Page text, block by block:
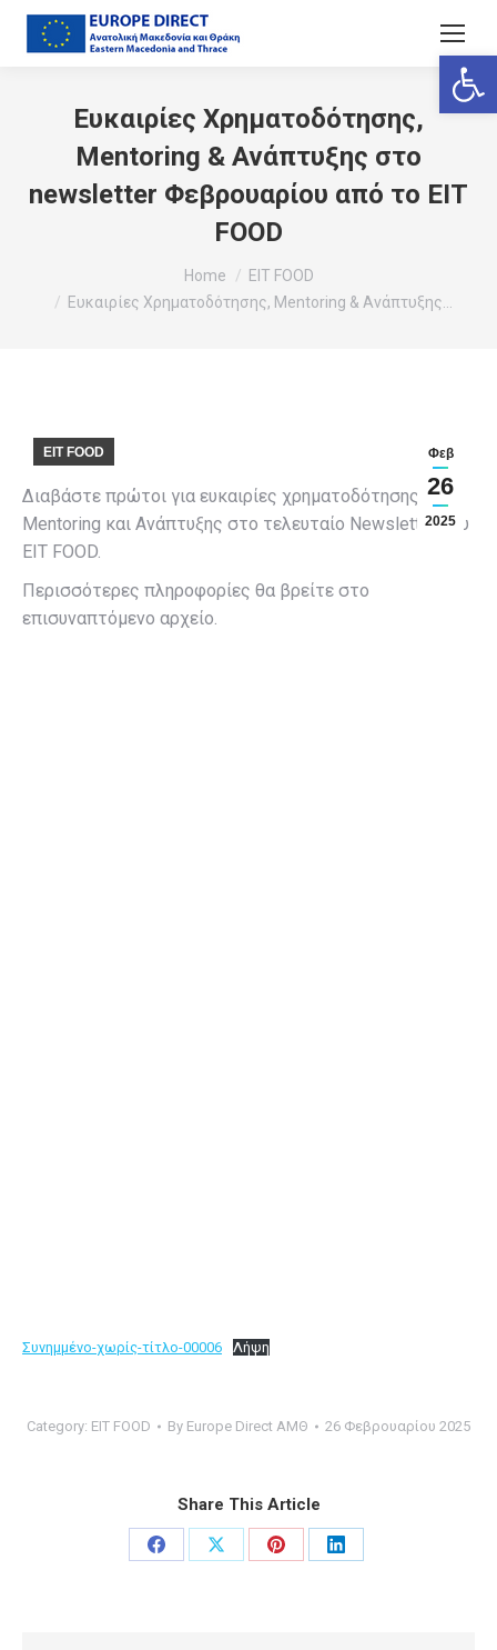
Ευκαιρίες Χρηματοδότησης,
Mentoring & Ανάπτυξης στο
newsletter Φεβρουαρίου από το EIT
FOOD
Home
EIT FOOD
Ευκαιρίες Χρηματοδότησης, Mentoring & Ανάπτυξης…
Φεβ
26
2025
EIT FOOD
Διαβάστε πρώτοι για ευκαιρίες χρηματοδότησης
Mentoring και Ανάπτυξης στο τελευταίο Newsletter του
EIT FOOD.
Περισσότερες πληροφορίες θα βρείτε στο
επισυναπτόμενο αρχείο.
Συνημμένο-χωρίς-τίτλο-00006 Λήψη
Category: EIT FOOD By Europe Direct ΑΜΘ 26 Φεβρουαρίου 2025
Share This Article
Share
Share
Share
Share